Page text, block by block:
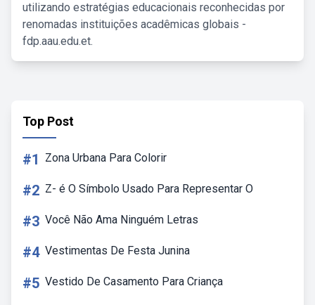
utilizando estratégias educacionais reconhecidas por
renomadas instituições acadêmicas globais -
fdp.aau.edu.et.
Top Post
#1 Zona Urbana Para Colorir
#2 Z- é O Símbolo Usado Para Representar O
#3 Você Não Ama Ninguém Letras
#4 Vestimentas De Festa Junina
#5 Vestido De Casamento Para Criança